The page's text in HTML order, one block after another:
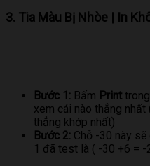
3. Tia Màu Bị Nhòe | In
Bước 1: Bấm Print
xem cái nào thẳng
thẳng khớp nhất)
Bước 2: Chỗ -30 này
1 đã test là ( -30 +6 =